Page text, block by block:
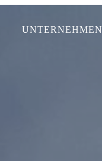
UNTERNEHMEN